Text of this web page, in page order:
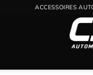
ACCESSOIRES